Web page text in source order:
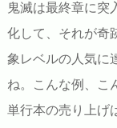
鬼滅は最終章に突
化して、それが奇
象レベルの人気に
ね。こんな例、こ
単行本の売り上げ